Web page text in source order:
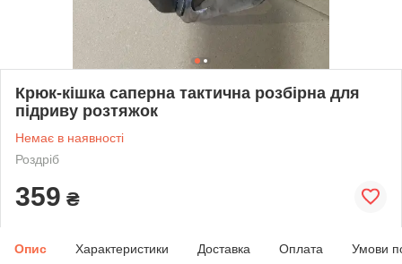
Крюк-кішка саперна тактична розбірна для
підриву розтяжок
Немає в наявності
Роздріб
359 ₴
Опис Характеристики Доставка Оплата Умови